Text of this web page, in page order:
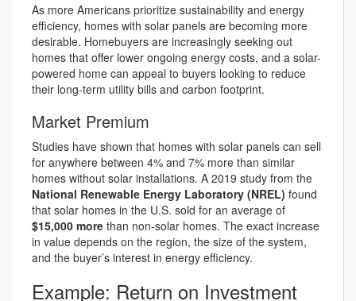
As more Americans prioritize sustainability and energy
efficiency, homes with solar panels are becoming more
desirable. Homebuyers are increasingly seeking out
homes that offer lower ongoing energy costs, and a solar-
powered home can appeal to buyers looking to reduce
their long-term utility bills and carbon footprint.
Market Premium
Studies have shown that homes with solar panels can sell
for anywhere between 4% and 7% more than similar
homes without solar installations. A 2019 study from the
National Renewable Energy Laboratory (NREL) found
that solar homes in the U.S. sold for an average of
$15,000 more than non-solar homes. The exact increase
in value depends on the region, the size of the system,
and the buyer’s interest in energy efficiency.
Example: Return on Investment